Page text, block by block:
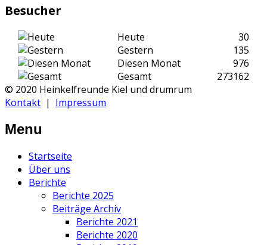
Besucher
Heute
30
Gestern
135
Diesen Monat
976
Gesamt
273162
© 2020 Heinkelfreunde Kiel und drumrum
Kontakt | Impressum
Menu
Startseite
Über uns
Berichte
Berichte 2025
Beiträge Archiv
Berichte 2021
Berichte 2020